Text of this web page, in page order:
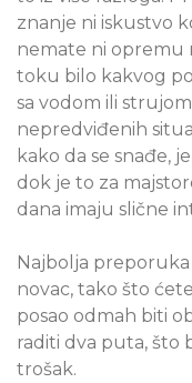
znanje ni iskustvo
nemate ni opremu
toku bilo kakvog
sa vodom ili
nepredviđenih
kako da se snađe,
dok je to za
dana imaju slične
Najbolja
novac, tako što
posao odmah biti
raditi dva puta, što
trošak.